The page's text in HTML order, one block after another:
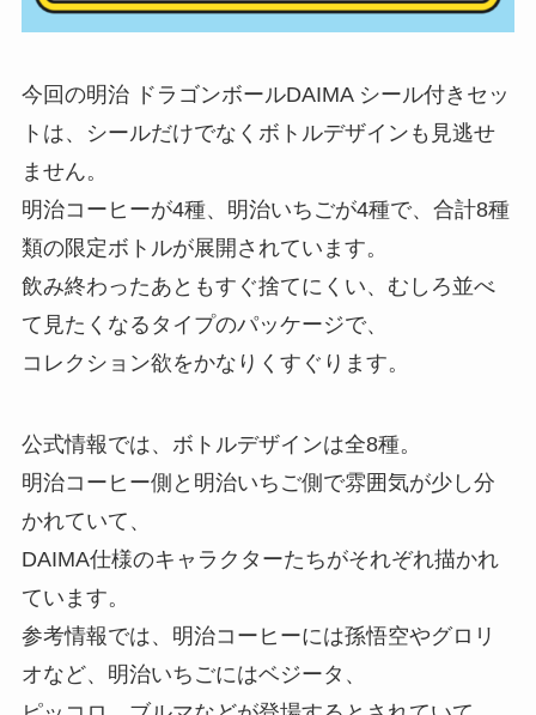
今回の明治 ドラゴンボールDAIMA シール付きセッ
トは、シールだけでなくボトルデザインも見逃せ
ません。
明治コーヒーが4種、明治いちごが4種で、合計8種
類の限定ボトルが展開されています。
飲み終わったあともすぐ捨てにくい、むしろ並べ
て見たくなるタイプのパッケージで、
コレクション欲をかなりくすぐります。
公式情報では、ボトルデザインは全8種。
明治コーヒー側と明治いちご側で雰囲気が少し分
かれていて、
DAIMA仕様のキャラクターたちがそれぞれ描かれ
ています。
参考情報では、明治コーヒーには孫悟空やグロリ
オなど、明治いちごにはベジータ、